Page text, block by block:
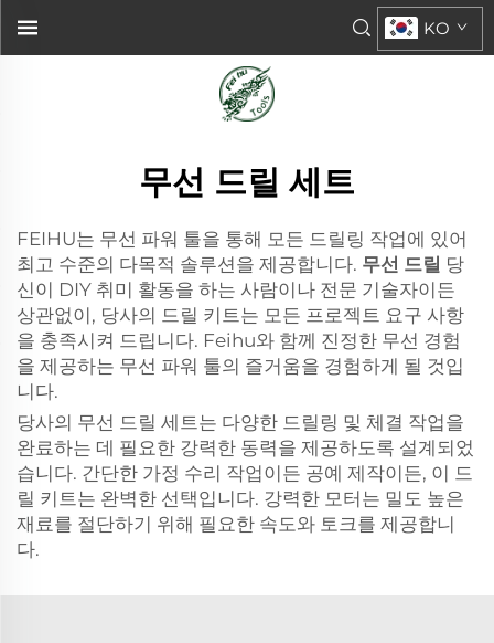
KO
무선 드릴 세트
FEIHU는 무선 파워 툴을 통해 모든 드릴링 작업에 있어
최고 수준의 다목적 솔루션을 제공합니다. 무선 드릴 당
신이 DIY 취미 활동을 하는 사람이나 전문 기술자이든
상관없이, 당사의 드릴 키트는 모든 프로젝트 요구 사항
을 충족시켜 드립니다. Feihu와 함께 진정한 무선 경험
을 제공하는 무선 파워 툴의 즐거움을 경험하게 될 것입
니다.
당사의 무선 드릴 세트는 다양한 드릴링 및 체결 작업을
완료하는 데 필요한 강력한 동력을 제공하도록 설계되었
습니다. 간단한 가정 수리 작업이든 공예 제작이든, 이 드
릴 키트는 완벽한 선택입니다. 강력한 모터는 밀도 높은
재료를 절단하기 위해 필요한 속도와 토크를 제공합니
다.